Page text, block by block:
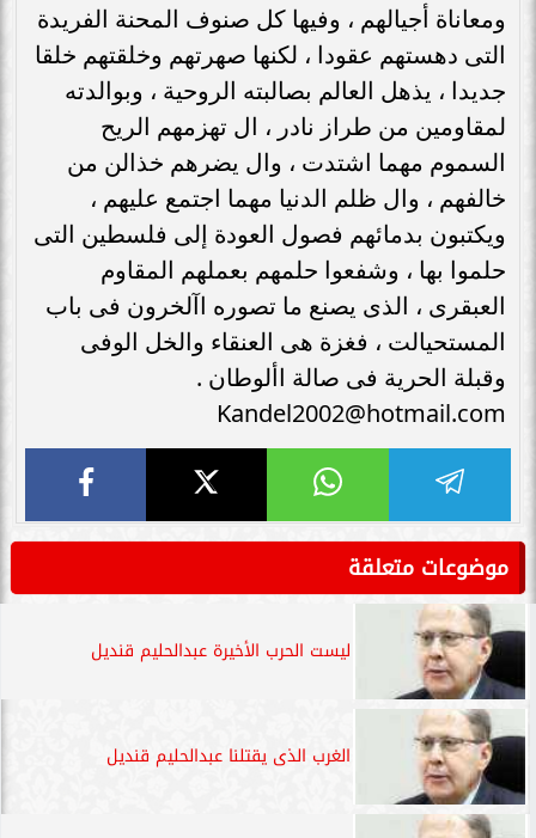
ومعاناة أجيالهم ، وفيها كل صنوف المحنة الفريدة
التى دهستهم عقودا ، لكنها صهرتهم وخلقتهم خلقا
جديدا ، يذهل العالم بصالبته الروحية ، وبوالدته
لمقاومين من طراز نادر ، ال تهزمهم الريح
السموم مهما اشتدت ، وال يضرهم خذالن من
خالفهم ، وال ظلم الدنيا مهما اجتمع عليهم ،
ويكتبون بدمائهم فصول العودة إلى فلسطين التى
حلموا بها ، وشفعوا حلمهم بعملهم المقاوم
العبقرى ، الذى يصنع ما تصوره اآلخرون فى باب
المستحيالت ، فغزة هى العنقاء والخل الوفى
وقبلة الحرية فى صالة األوطان .
Kandel2002@hotmail.com
موضوعات متعلقة
ليست الحرب الأخيرة عبدالحليم قنديل
الغرب الذى يقتلنا عبدالحليم قنديل